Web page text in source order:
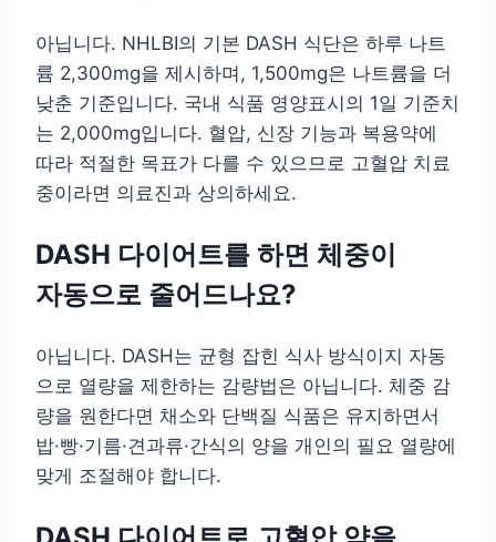
아닙니다. NHLBI의 기본 DASH 식단은 하루 나트
륨 2,300mg을 제시하며, 1,500mg은 나트륨을 더
낮춘 기준입니다. 국내 식품 영양표시의 1일 기준치
는 2,000mg입니다. 혈압, 신장 기능과 복용약에
따라 적절한 목표가 다를 수 있으므로 고혈압 치료
중이라면 의료진과 상의하세요.
DASH 다이어트를 하면 체중이
자동으로 줄어드나요?
아닙니다. DASH는 균형 잡힌 식사 방식이지 자동
으로 열량을 제한하는 감량법은 아닙니다. 체중 감
량을 원한다면 채소와 단백질 식품은 유지하면서
밥·빵·기름·견과류·간식의 양을 개인의 필요 열량에
맞게 조절해야 합니다.